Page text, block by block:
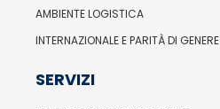
AMBIENTE LOGISTICA
INTERNAZIONALE E PARITÀ DI GENERE
SERVIZI